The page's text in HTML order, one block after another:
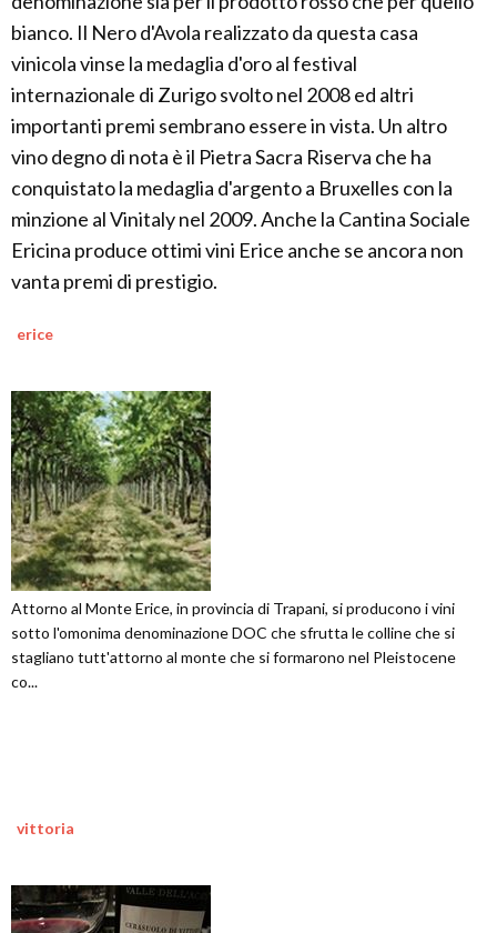
bianco. Il Nero d'Avola realizzato da questa casa
vinicola vinse la medaglia d'oro al festival
internazionale di Zurigo svolto nel 2008 ed altri
importanti premi sembrano essere in vista. Un altro
vino degno di nota è il Pietra Sacra Riserva che ha
conquistato la medaglia d'argento a Bruxelles con la
minzione al Vinitaly nel 2009. Anche la Cantina Sociale
Ericina produce ottimi vini Erice anche se ancora non
vanta premi di prestigio.
erice
Attorno al Monte Erice, in provincia di Trapani, si producono i vini
sotto l'omonima denominazione DOC che sfrutta le colline che si
stagliano tutt'attorno al monte che si formarono nel Pleistocene
co...
vittoria